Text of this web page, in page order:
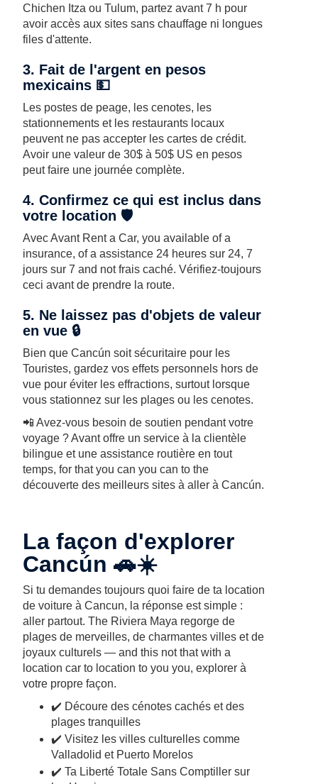
Chichen Itza ou Tulum, partez avant 7 h pour
avoir accès aux sites sans chauffage ni longues
files d'attente.
3. Fait de l'argent en pesos
mexicains 💵
Les postes de peage, les cenotes, les
stationnements et les restaurants locaux
peuvent ne pas accepter les cartes de crédit.
Avoir une valeur de 30$ à 50$ US en pesos
peut faire une journée complète.
4. Confirmez ce qui est inclus dans
votre location 🛡️
Avec Avant Rent a Car, you available of a
insurance, of a assistance 24 heures sur 24, 7
jours sur 7 and not frais caché. Vérifiez-toujours
ceci avant de prendre la route.
5. Ne laissez pas d'objets de valeur
en vue 🔒
Bien que Cancún soit sécuritaire pour les
Touristes, gardez vos effets personnels hors de
vue pour éviter les effractions, surtout lorsque
vous stationnez sur les plages ou les cenotes.
📲 Avez-vous besoin de soutien pendant votre
voyage ? Avant offre un service à la clientèle
bilingue et une assistance routière en tout
temps, for that you can you can to the
découverte des meilleurs sites à aller à Cancún.
La façon d'explorer
Cancún 🚗☀️
Si tu demandes toujours quoi faire de ta location
de voiture à Cancun, la réponse est simple :
aller partout. The Riviera Maya regorge de
plages de merveilles, de charmantes villes et de
joyaux culturels — and this not that with a
location car to location to you you, explorer à
votre propre façon.
✔️ Découre des cénotes cachés et des
plages tranquilles
✔️ Visitez les villes culturelles comme
Valladolid et Puerto Morelos
✔️ Ta Liberté Totale Sans Comptiller sur